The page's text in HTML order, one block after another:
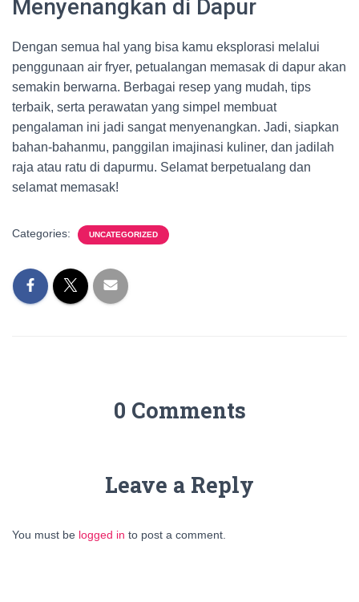
Menyenangkan di Dapur
Dengan semua hal yang bisa kamu eksplorasi melalui
penggunaan air fryer, petualangan memasak di dapur akan
semakin berwarna. Berbagai resep yang mudah, tips
terbaik, serta perawatan yang simpel membuat
pengalaman ini jadi sangat menyenangkan. Jadi, siapkan
bahan-bahanmu, panggilan imajinasi kuliner, dan jadilah
raja atau ratu di dapurmu. Selamat berpetualang dan
selamat memasak!
Categories: UNCATEGORIZED
0 Comments
Leave a Reply
You must be logged in to post a comment.